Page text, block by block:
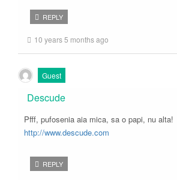
REPLY
10 years 5 months ago
Guest
Descude
Pfff, pufosenia aia mica, sa o papi, nu alta!
http://www.descude.com
REPLY